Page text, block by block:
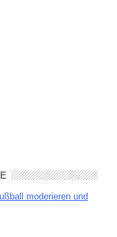
moderieren und